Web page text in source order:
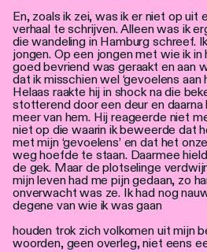
En, zoals ik zei, was ik er niet op uit
verhaal te schrijven. Alleen was ik
die wandeling in Hamburg schreef.
jongen. Op een jongen met wie ik
goed bevriend was geraakt en aan
dat ik misschien wel ‘gevoelens aan
Helaas raakte hij in shock na die
stotterend door een deur en daarna
meer van hem. Hij reageerde niet
niet op die waarin ik beweerde dat
met mijn ‘gevoelens’ en dat het
weg hoefde te staan. Daarmee
de gek. Maar de plotselinge
mijn leven had me pijn gedaan, zo
onverwacht was ze. Ik had nog
degene van wie ik was gaan
houden trok zich volkomen uit mijn
woorden, geen overleg, niet eens